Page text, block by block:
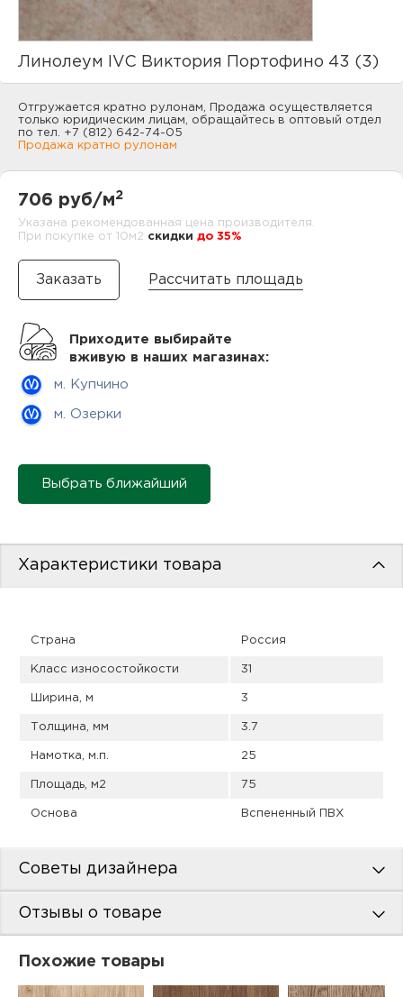
с
Линолеум IVC Виктория Портофино 43 (3)
Отгружается кратно рулонам, Продажа осуществляется
только юридическим лицам, обращайтесь в оптовый отдел
по тел. +7 (812) 642-74-05
Продажа кратно рулонам
706 руб/м2
Указана рекомендованная цена производителя.
При покупке от 10м2 cкидки до 35%
Рассчитать площадь
Приходите выбирайте
вживую в наших магазинах:
м. Купчино
м. Озерки
Выбрать ближайший
Характеристики товара
Страна Россия
Класс износостойкости 31
Ширина, м 3
Толщина, мм 3.7
Намотка, м.п. 25
Площадь, м2 75
Основа Вспененный ПВХ
Советы дизайнера
Отзывы о товаре
Похожие товары